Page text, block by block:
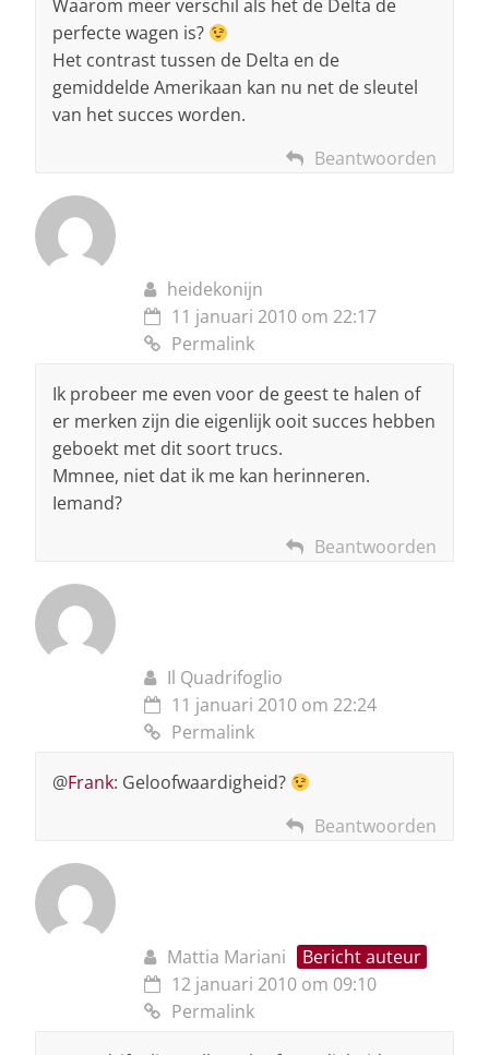
Waarom meer verschil als het de Delta de
perfecte wagen is?
Het contrast tussen de Delta en de
gemiddelde Amerikaan kan nu net de sleutel
van het succes worden.
Beantwoorden
heidekonijn
11 januari 2010 om 22:17
Permalink
Ik probeer me even voor de geest te halen of
er merken zijn die eigenlijk ooit succes hebben
geboekt met dit soort trucs.
Mmnee, niet dat ik me kan herinneren.
Iemand?
Beantwoorden
Il Quadrifoglio
11 januari 2010 om 22:24
Permalink
@Frank: Geloofwaardigheid?
Beantwoorden
Mattia Mariani
Bericht auteur
12 januari 2010 om 09:10
Permalink